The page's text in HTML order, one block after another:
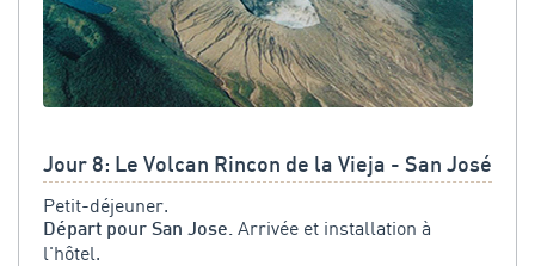
Jour 8: Le Volcan Rincon de la Vieja - San José
Petit-déjeuner.
Départ pour San Jose. Arrivée et installation à
l'hôtel.